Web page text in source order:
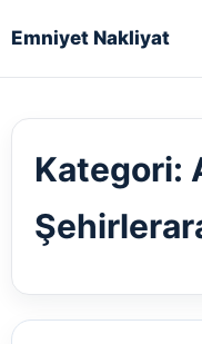
Emniyet Nakliyat
Kategori: